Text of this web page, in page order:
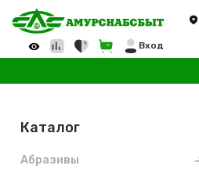
Вход
Каталог
Абразивы